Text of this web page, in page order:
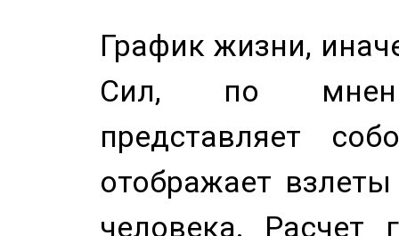
График жизни,
Сил, по
представляет
отображает
человека. Расчет